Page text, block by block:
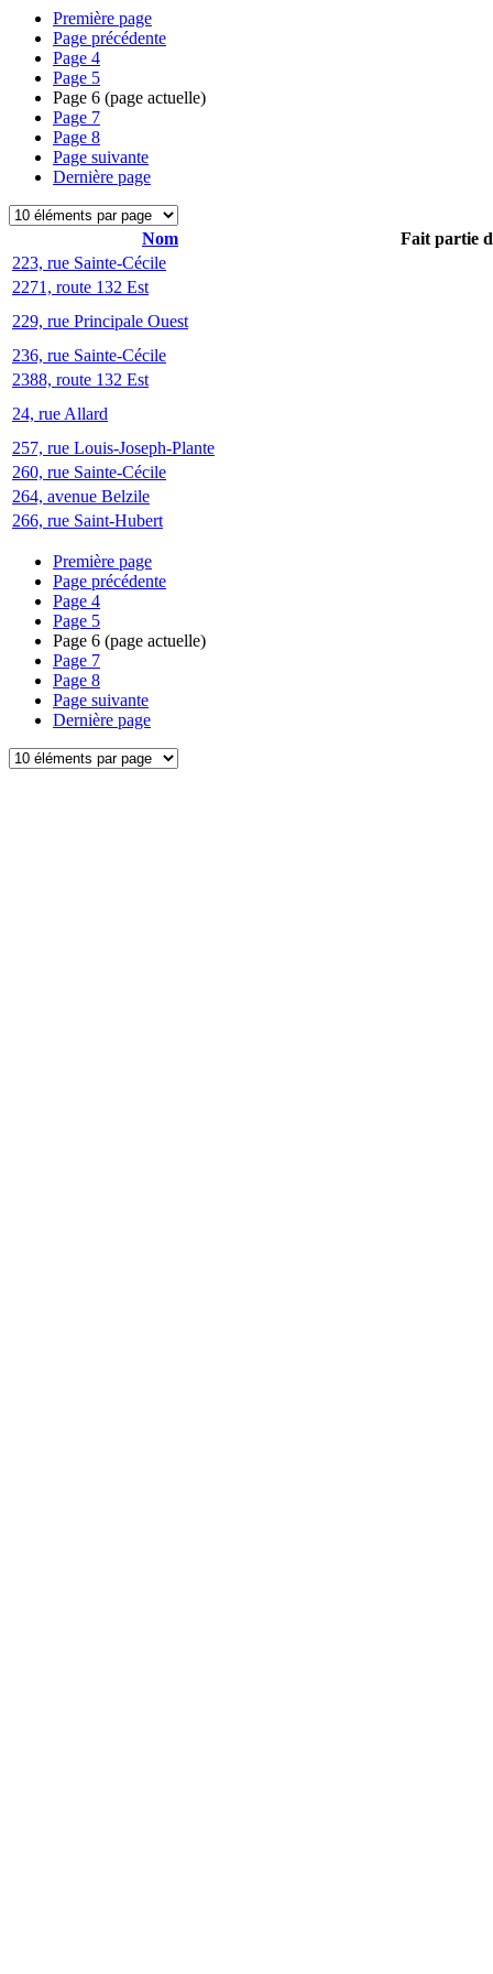
Première page
Page précédente
Page 4
Page 5
Page 6 (page actuelle)
Page 7
Page 8
Page suivante
Dernière page
Nom
Fait partie
223, rue Sainte-Cécile
2271, route 132 Est
229, rue Principale Ouest
236, rue Sainte-Cécile
2388, route 132 Est
24, rue Allard
257, rue Louis-Joseph-Plante
260, rue Sainte-Cécile
264, avenue Belzile
266, rue Saint-Hubert
Première page
Page précédente
Page 4
Page 5
Page 6 (page actuelle)
Page 7
Page 8
Page suivante
Dernière page